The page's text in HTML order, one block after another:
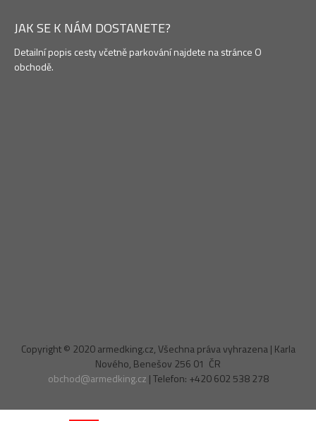
JAK SE K NÁM DOSTANETE?
Detailní popis cesty včetně parkování najdete na stránce O
obchodě.
Copyright © 2020 armedking.cz, Všechna práva vyhrazena | Karla
Nového, Benešov 256 01 ČR
obchod@armedking.cz | Telefon: +420 602 538 278